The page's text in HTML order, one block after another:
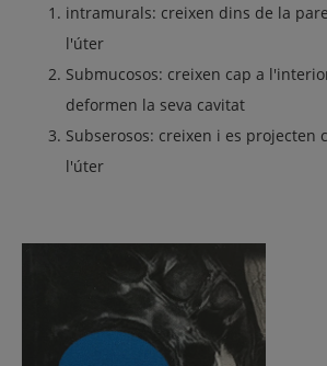
intramurals: creixen dins de la
l'úter
Submucosos: creixen cap a
deformen la seva cavitat
Subserosos: creixen i es projecten
l'úter